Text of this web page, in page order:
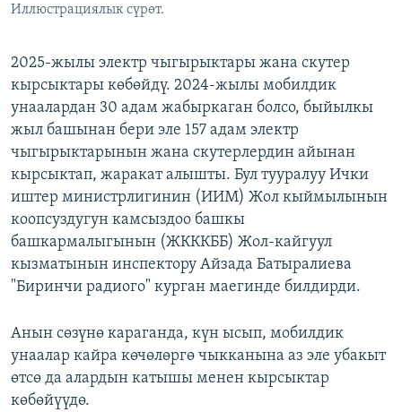
Иллюстрациялык сүрөт.
2025-жылы электр чыгырыктары жана скутер
кырсыктары көбөйдү. 2024-жылы мобилдик
унаалардан 30 адам жабыркаган болсо, быйылкы
жыл башынан бери эле 157 адам электр
чыгырыктарынын жана скутерлердин айынан
кырсыктап, жаракат алышты. Бул тууралуу Ички
иштер министрлигинин (ИИМ) Жол кыймылынын
коопсуздугун камсыздоо башкы
башкармалыгынын (ЖКККББ) Жол-кайгуул
кызматынын инспектору Айзада Батыралиева
"Биринчи радиого" курган маегинде билдирди.
Анын сөзүнө караганда, күн ысып, мобилдик
унаалар кайра көчөлөргө чыкканына аз эле убакыт
өтсө да алардын катышы менен кырсыктар
көбөйүүдө.